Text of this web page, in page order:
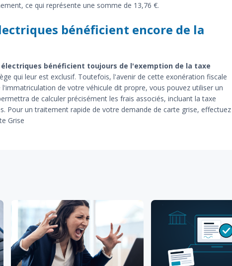
ce qui représente une somme de 13,76 €.
bénéficient encore de la
électriques bénéficient toujours de l'exemption de la taxe
qui leur est exclusif. Toutefois, l'avenir de cette exonération fiscale
de votre véhicule dit propre, vous pouvez utiliser un
de calculer précisément les frais associés, incluant la taxe
Pour un traitement rapide de votre demande de carte grise, effectuez
Grise